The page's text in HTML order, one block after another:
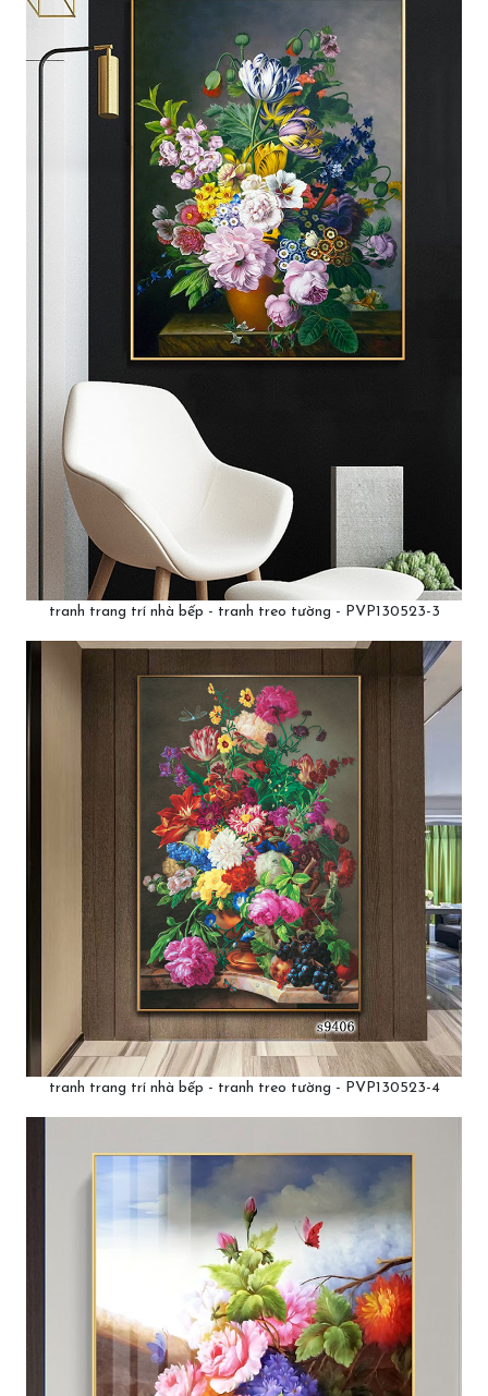
tranh trang trí nhà bếp - tranh treo tường - PVP130523-3
tranh trang trí nhà bếp - tranh treo tường - PVP130523-4